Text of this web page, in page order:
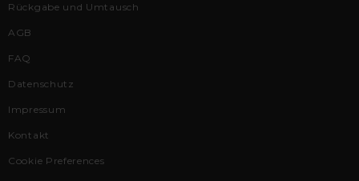
Rückgabe und Umtausch
AGB
FAQ
Datenschutz
Impressum
Kontakt
Cookie Preferences